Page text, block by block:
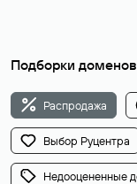
Подборки доменов
Распродажа
Выбор Руцентра
Недооцененные